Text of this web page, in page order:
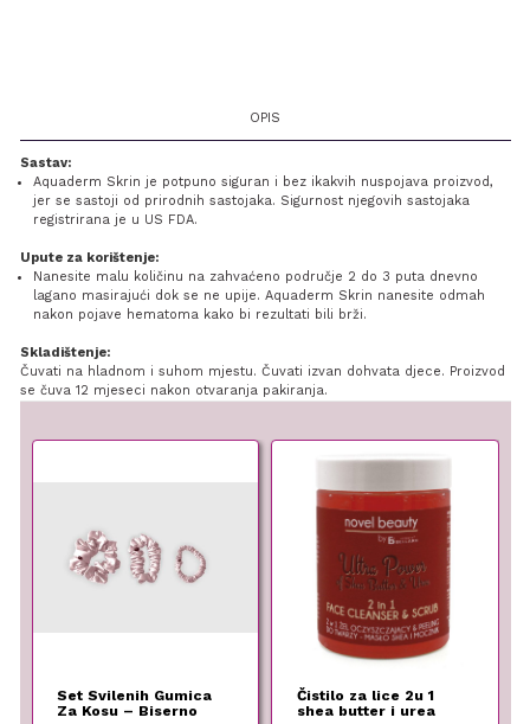
OPIS
Sastav:
Aquaderm Skrin je potpuno siguran i bez ikakvih nuspojava proizvod,
jer se sastoji od prirodnih sastojaka. Sigurnost njegovih sastojaka
registrirana je u US FDA.
Upute za korištenje:
Nanesite malu količinu na zahvaćeno područje 2 do 3 puta dnevno
lagano masirajući dok se ne upije. Aquaderm Skrin nanesite odmah
nakon pojave hematoma kako bi rezultati bili brži.
Skladištenje:
Čuvati na hladnom i suhom mjestu. Čuvati izvan dohvata djece. Proizvod
se čuva 12 mjeseci nakon otvaranja pakiranja.
Set Svilenih Gumica
Za Kosu – Biserno
Čistilo za lice 2u 1
shea butter i urea